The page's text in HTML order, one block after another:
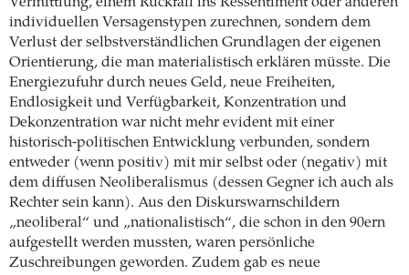
Vermittlung, einem Rückfall ins Ressentiment oder anderen
individuellen Versagenstypen zurechnen, sondern dem
Verlust der selbstverständlichen Grundlagen der eigenen
Orientierung, die man materialistisch erklären müsste. Die
Energiezufuhr durch neues Geld, neue Freiheiten,
Endlosigkeit und Verfügbarkeit, Konzentration und
Dekonzentration war nicht mehr evident mit einer
historisch-­politischen Entwicklung verbunden, sondern
entweder (wenn positiv) mit mir selbst oder (negativ) mit
dem diffusen Neoliberalismus (dessen Gegner ich auch als
Rechter sein kann). Aus den Diskurswarnschildern
„neoliberal“ und „nationalistisch“, die schon in den 90ern
aufgestellt werden mussten, waren persönliche
Zuschreibungen geworden. Zudem gab es neue